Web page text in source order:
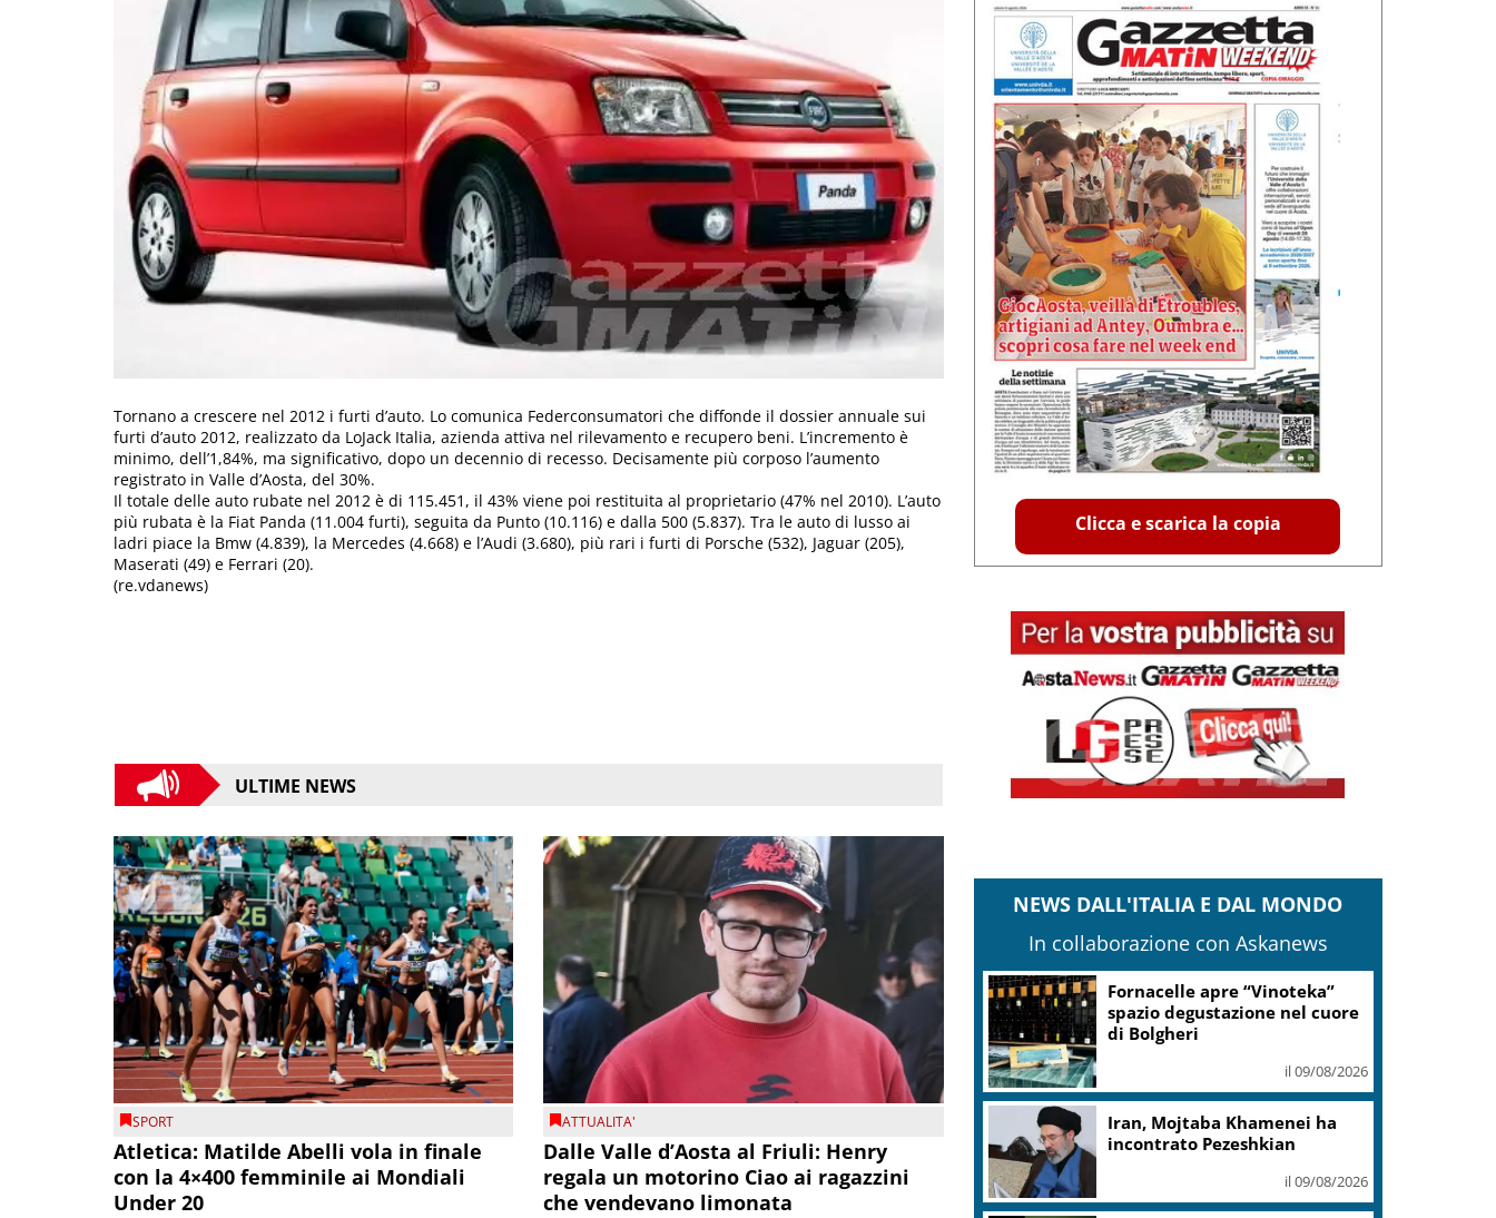
Tornano a crescere nel 2012 i furti d’auto. Lo comunica Federconsumatori che diffonde il dossier annuale sui
furti d’auto 2012, realizzato da LoJack Italia, azienda attiva nel rilevamento e recupero beni. L’incremento è
minimo, dell’1,84%, ma significativo, dopo un decennio di recesso. Decisamente più corposo l’aumento
registrato in Valle d’Aosta, del 30%.
Il totale delle auto rubate nel 2012 è di 115.451, il 43% viene poi restituita al proprietario (47% nel 2010). L’auto
più rubata è la Fiat Panda (11.004 furti), seguita da Punto (10.116) e dalla 500 (5.837). Tra le auto di lusso ai
ladri piace la Bmw (4.839), la Mercedes (4.668) e l’Audi (3.680), più rari i furti di Porsche (532), Jaguar (205),
Maserati (49) e Ferrari (20).
(re.vdanews)
ULTIME NEWS
SPORT
Atletica: Matilde Abelli vola in finale
con la 4×400 femminile ai Mondiali
Under 20
ATTUALITA'
Dalle Valle d’Aosta al Friuli: Henry
regala un motorino Ciao ai ragazzini
che vendevano limonata
Clicca e scarica la copia
NEWS DALL'ITALIA E DAL MONDO
In collaborazione con Askanews
Fornacelle apre “Vinoteka”
spazio degustazione nel cuore
di Bolgheri
il 09/08/2026
Iran, Mojtaba Khamenei ha
incontrato Pezeshkian
il 09/08/2026